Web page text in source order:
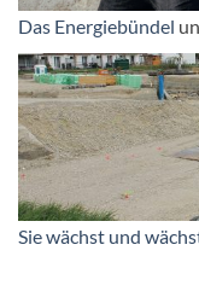
Das Energiebündel
Sie wächst und